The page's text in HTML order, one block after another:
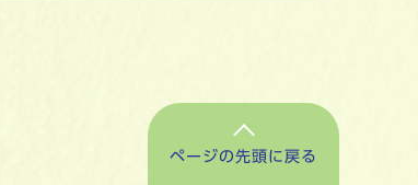
ページの先頭に戻る